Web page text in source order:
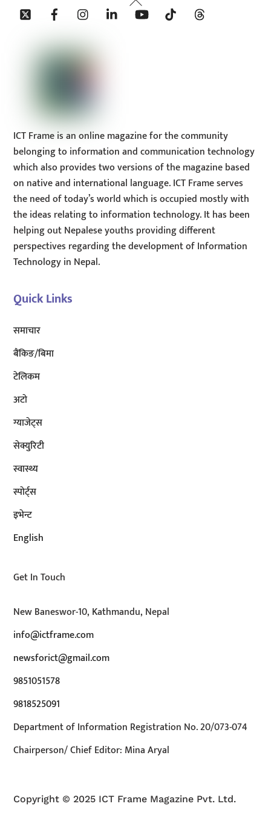
To
Twitter Facebook InstagramLinkedin YouTube Tiktok
ICT Frame is an online magazine for the community
belonging to information and communication technology
which also provides two versions of the magazine based
on native and international language. ICT Frame serves
the need of today’s world which is occupied mostly with
the ideas relating to information technology. It has been
helping out Nepalese youths providing different
perspectives regarding the development of Information
Technology in Nepal.
Quick Links
समाचार
बैंकिङ/बिमा
टेलिकम
अटाे
ग्याजेट्स
सेक्युरिटी
स्वास्थ्य
स्पोर्ट्स
इभेन्ट
English
Get In Touch
New Baneswor-10, Kathmandu, Nepal
info@ictframe.com
newsforict@gmail.com
9851051578
9818525091
Department of Information Registration No. 20/073-074
Chairperson/ Chief Editor: Mina Aryal
Copyright © 2025 ICT Frame Magazine Pvt. Ltd.